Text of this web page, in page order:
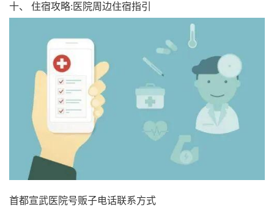
十、 住宿攻略:医院周边住宿指引
首都宣武医院号贩子电话联系方式